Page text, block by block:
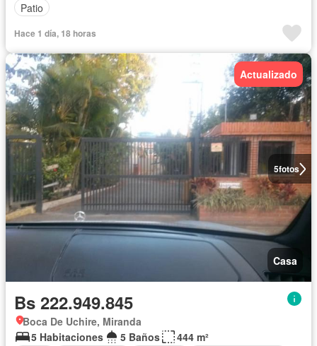
Patio
Hace 1 día, 18 horas
5fotos
Actualizado
Casa
Bs 222.949.845
Boca De Uchire, Miranda
5 Habitaciones
5 Baños
444 m²